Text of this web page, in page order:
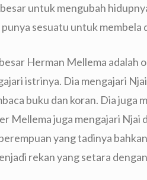
untuk mengubah
sesuatu untuk membela
Herman Mellema adalah
istrinya. Dia mengajari
buku dan koran. Dia juga
Mellema juga mengajari Njai
yang tadinya
rekan yang setara